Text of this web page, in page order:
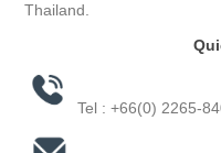
Thailand.
Tel :+66(0) 2265-